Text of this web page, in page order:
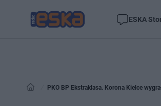
ESKA
PKO BP Ekstraklasa. Korona Kielce